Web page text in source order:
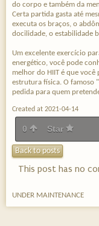
do corpo e também da
Certa partida gasta até
executa os braços, o
docilidade, o estabilidade
Um excelente exercício
energético, você pode
melhor do HIIT é que
estrutura física. O famoso
pedida para quem
Created at 2021-04-14
0 Star
Back to posts
This post has no
UNDER MAINTENANCE